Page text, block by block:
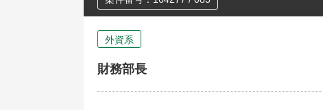
外資系
財務部長